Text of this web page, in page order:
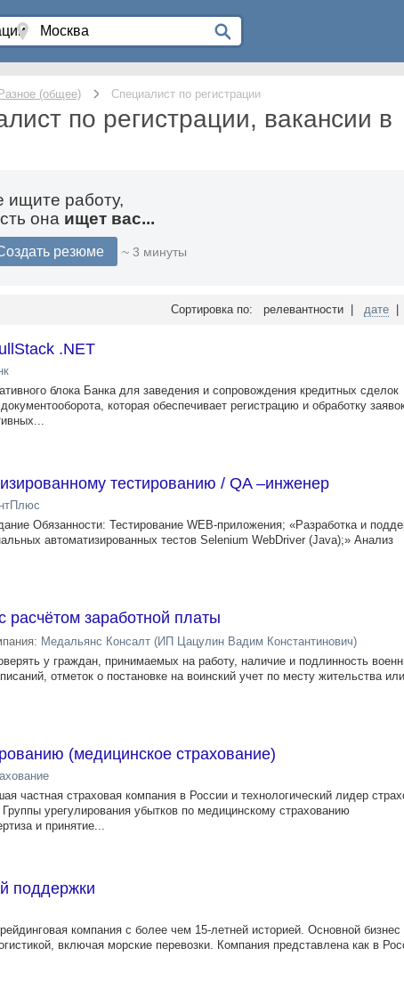
Разное (общее) Специалист по регистрации
по регистрации, вакансии в
ищите работу,
она ищет вас...
резюме ~ 3 минуты
Сортировка по: релевантности | дате
.NET
блока Банка для заведения и сопровождения кредитных сделок
которая обеспечивает регистрацию и обработку
тестированию / QA –инженер
Обязанности: Тестирование WEB-приложения; «Разработка и
автоматизированных тестов Selenium WebDriver (Java);» Анализ
расчётом заработной платы
Медальянс Консалт (ИП Цацулин Вадим Константинович)
у граждан, принимаемых на работу, наличие и подлинность
отметок о постановке на воинский учет по месту жительства
(медицинское страхование)
частная страховая компания в России и технологический лидер
урегулирования убытков по медицинскому страхованию
и принятие...
поддержки
компания с более чем 15-летней историей. Основной бизнес
включая морские перевозки. Компания представлена как в